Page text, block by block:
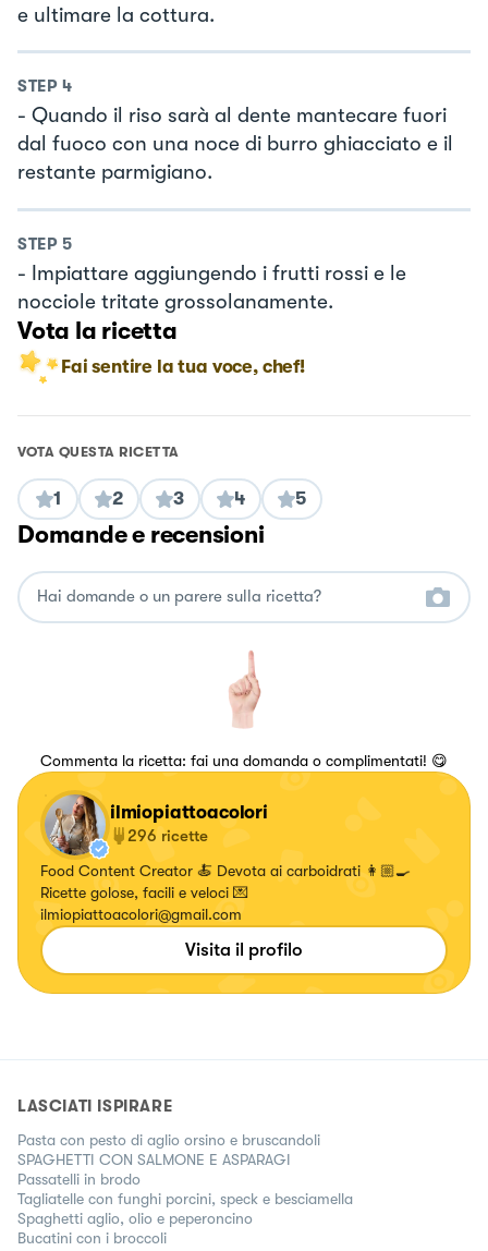
e ultimare la cottura.
STEP 4
- Quando il riso sarà al dente mantecare fuori
dal fuoco con una noce di burro ghiacciato e il
restante parmigiano.
STEP 5
- Impiattare aggiungendo i frutti rossi e le
nocciole tritate grossolanamente.
Vota la ricetta
Fai sentire la tua voce, chef!
VOTA QUESTA RICETTA
1 2 3 4 5
Domande e recensioni
Commenta la ricetta: fai una domanda o complimentati! 😋
ilmiopiattoacolori
296 ricette
Food Content Creator 🍝 Devota ai carboidrati 👩🏼‍🍳
Ricette golose, facili e veloci 💌
ilmiopiattoacolori@gmail.com
Visita il profilo
LASCIATI ISPIRARE
Pasta con pesto di aglio orsino e bruscandoli
SPAGHETTI CON SALMONE E ASPARAGI
Passatelli in brodo
Tagliatelle con funghi porcini, speck e besciamella
Spaghetti aglio, olio e peperoncino
Bucatini con i broccoli